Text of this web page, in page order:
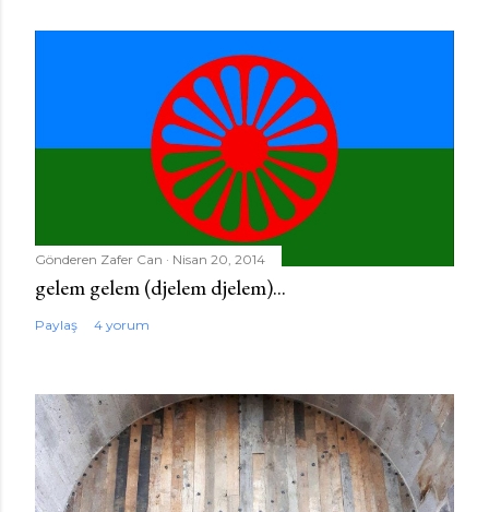
Gönderen Zafer Can Nisan 20, 2014
gelem gelem (djelem djelem)...
Paylaş 4 yorum